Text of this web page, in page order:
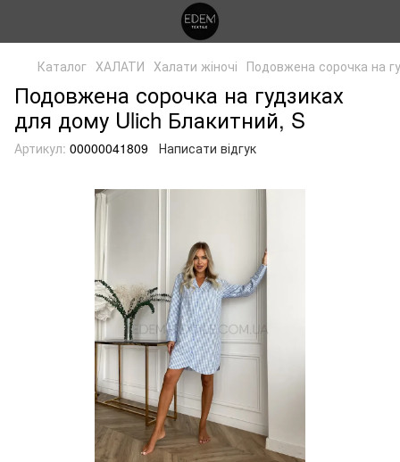
Каталог ХАЛАТИ Халати жіночі Подовжена сорочка на
Подовжена сорочка на гудзиках
для дому Ulich Блакитний, S
Артикул: 00000041809 Написати відгук